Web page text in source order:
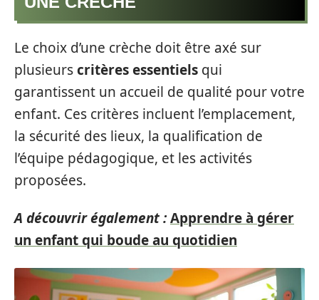
Le choix d’une crèche doit être axé sur
plusieurscritères essentiels qui
garantissent un accueil de qualité pour votre
enfant. Ces critères incluent l’emplacement,
la sécurité des lieux, la qualification de
l’équipe pédagogique, et les activités
proposées.
A découvrir également :Apprendre à gérer
un enfant qui boude au quotidien